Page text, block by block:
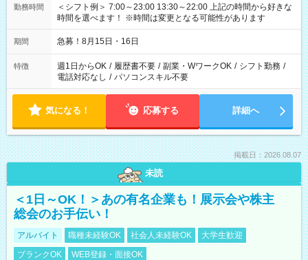
勤務時間
＜シフト例＞ 7:00～23:00 13:30～22:00 上記の時間から好きな
時間を選べます！ ※時間は変更となる可能性があります
期間 急募！8月15日・16日
特徴 週1日からOK / 履歴書不要 / 副業・WワークOK / シフト勤務 /
電話対応なし / パソコンスキル不要
気になる！ 応募する 詳細へ
掲載日：2026.08.07
未読
＜1日～OK！＞あの有名企業も！展示会や株主
総会のお手伝い！
アルバイト 職種未経験OK 社会人未経験OK
大学生歓迎
ブランクOK
WEB登録・面接OK